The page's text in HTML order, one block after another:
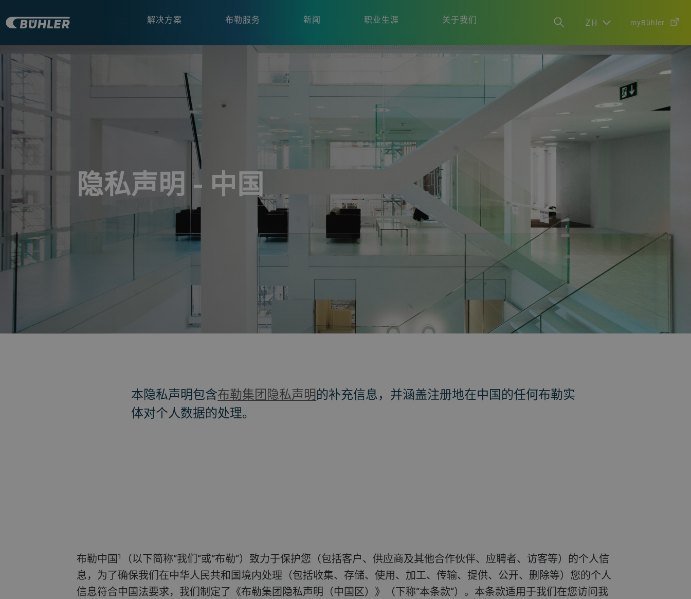
解决方案 布勒服务 新闻 职业生涯 关于我们 ZH myBühler
隐私声明 - 中国
本隐私声明包含布勒集团隐私声明的补充信息，并涵盖注册地在中国的任何布勒实
体对个人数据的处理。
布勒中国1
（以下简称“我们”或“布勒”）致力于保护您（包括客户、供应商及其他合作伙伴、应聘者、访客等）的个人信
息，为了确保我们在中华人民共和国境内处理（包括收集、存储、使用、加工、传输、提供、公开、删除等）您的个人
信息符合中国法要求，我们制定了《布勒集团隐私声明（中国区）》（下称“本条款”）。本条款适用于我们在您访问我